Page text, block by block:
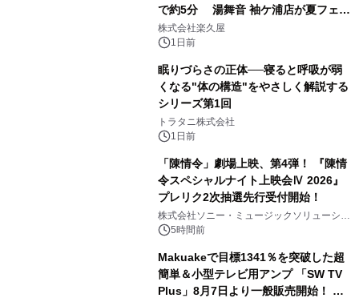
で約5分 湯舞音 袖ケ浦店が夏フェア
メニューを提供
株式会社楽久屋
1日前
眠りづらさの正体──寝ると呼吸が弱
くなる"体の構造"をやさしく解説する
シリーズ第1回
トラタニ株式会社
1日前
「陳情令」劇場上映、第4弾！ 『陳情
令スペシャルナイト上映会Ⅳ 2026』
プレリク2次抽選先行受付開始！
株式会社ソニー・ミュージックソリューショ
ンズ5時間前
Makuakeで目標1341％を突破した超
簡単＆小型テレビ用アンプ 「SW TV
Plus」8月7日より一般販売開始！ ケ